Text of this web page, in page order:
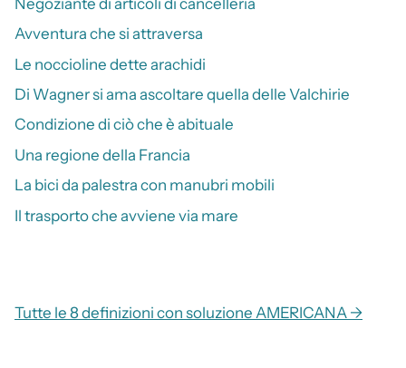
Avventura che si attraversa
Le noccioline dette arachidi
Di Wagner si ama ascoltare quella delle Valchirie
Condizione di ciò che è abituale
Una regione della Francia
La bici da palestra con manubri mobili
Il trasporto che avviene via mare
Tutte le 8 definizioni con soluzione AMERICANA →